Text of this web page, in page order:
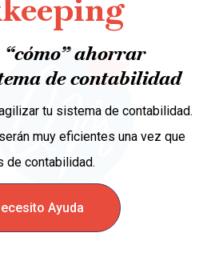
“cómo” ahorrar
de contabilidad
tu sistema de contabilidad.
muy eficientes una vez que
de contabilidad.
Ayuda